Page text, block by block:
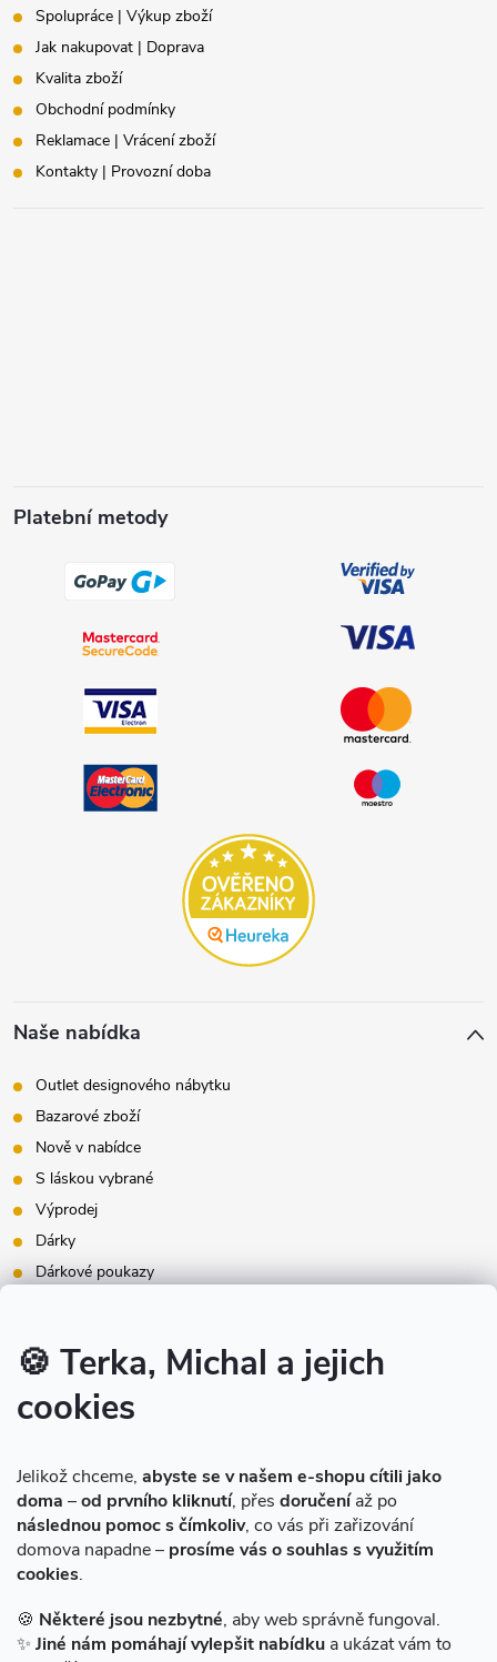
🍪 Terka, Michal a jejich
cookies
Jelikož chceme, abyste se v našem e-shopu cítili jako
doma –od prvního kliknutí, přes doručeníaž po
následnou pomoc s čímkoliv, co vás při zařizování
domova napadne – prosíme vás o souhlas s využitím
cookies.
🍪 Některé jsou nezbytné, aby web správně fungoval.
✨ Jiné nám pomáhají vylepšit nabídku a ukázat vám to
Spolupráce | Výkup zboží
Jak nakupovat | Doprava
Kvalita zboží
Obchodní podmínky
Reklamace | Vrácení zboží
Kontakty | Provozní doba
Platební metody
Naše nabídka
Outlet designového nábytku
Bazarové zboží
Nově v nabídce
S láskou vybrané
Výprodej
Dárky
Dárkové poukazy
Instagram